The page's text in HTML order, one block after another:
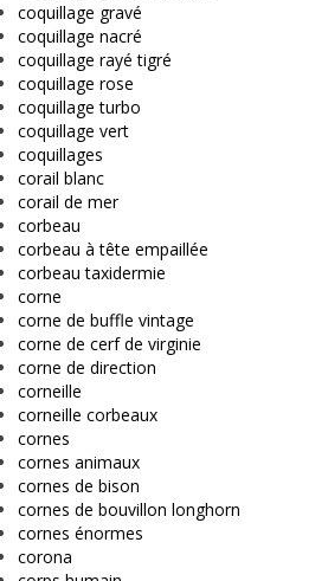
coquillage gravé
coquillage nacré
coquillage rayé tigré
coquillage rose
coquillage turbo
coquillage vert
coquillages
corail blanc
corail de mer
corbeau
corbeau à tête empaillée
corbeau taxidermie
corne
corne de buffle vintage
corne de cerf de virginie
corne de direction
corneille
corneille corbeaux
cornes
cornes animaux
cornes de bison
cornes de bouvillon longhorn
cornes énormes
corona